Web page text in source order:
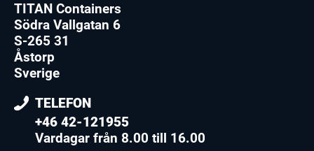
TITAN Containers
Södra Vallgatan 6
S-265 31
Åstorp
Sverige
TELEFON
+46 42-121955
Vardagar från 8.00 till 16.00